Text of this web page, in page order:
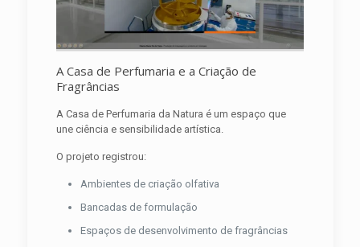
A Casa de Perfumaria e a Criação de
Fragrâncias
A Casa de Perfumaria da Natura é um espaço que
une ciência e sensibilidade artística.
O projeto registrou:
Ambientes de criação olfativa
Bancadas de formulação
Espaços de desenvolvimento de fragrâncias